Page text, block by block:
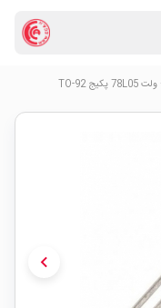
chevron_left